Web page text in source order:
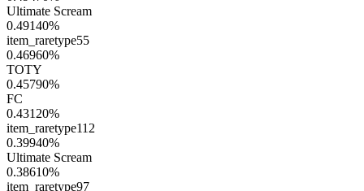
Ultimate Scream
0.49140%
item_raretype55
0.46960%
TOTY
0.45790%
FC
0.43120%
item_raretype112
0.39940%
Ultimate Scream
0.38610%
item_raretype97